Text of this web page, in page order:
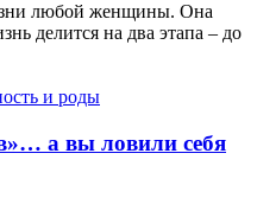
любой женщины. Она
делится на два этапа – до
и роды
а вы ловили себя